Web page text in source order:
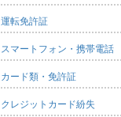
運転免許証
スマートフォン・携帯電話
カード類・免許証
クレジットカード紛失